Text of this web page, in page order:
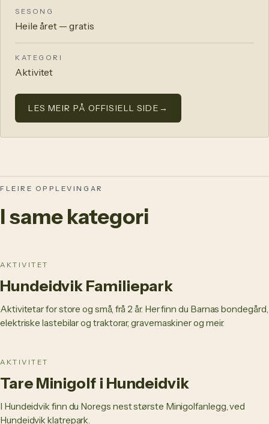
SESONG
Heile året — gratis
KATEGORI
Aktivitet
LES MEIR PÅ OFFISIELL SIDE →
FLEIRE OPPLEVINGAR
I same kategori
AKTIVITET
Hundeidvik Familiepark
Aktivitetar for store og små, frå 2 år. Her finn du Barnas bondegård,
elektriske lastebilar og traktorar, gravemaskiner og meir.
AKTIVITET
Tare Minigolf i Hundeidvik
I Hundeidvik finn du Noregs nest største Minigolfanlegg, ved
Hundeidvik klatrepark.